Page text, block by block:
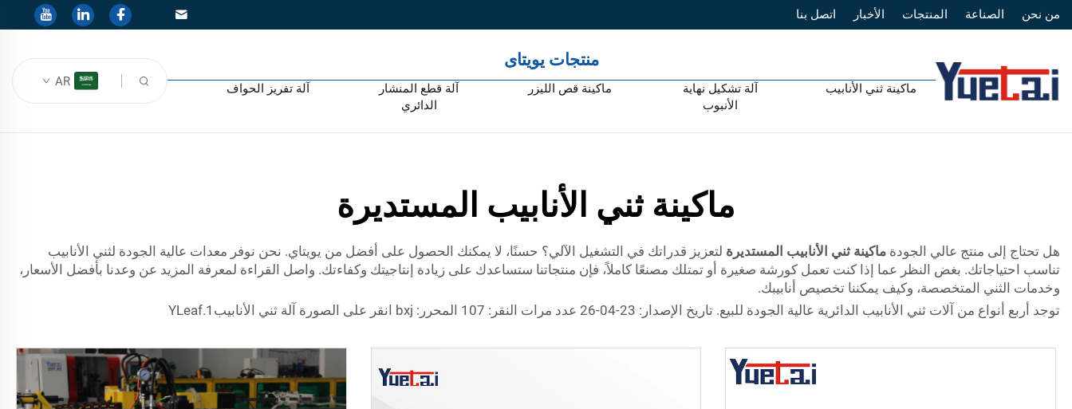
من نحن الصناعة المنتجات الأخبار اتصل بنا
منتجات يويتاى
ماكينة ثني الأنابيب
آلة تشكيل نهاية
الأنبوب
ماكينة قص الليزر
آلة قطع المنشار
الدائري
آلة تفريز الحواف AR
ماكينة ثني الأنابيب المستديرة
هل تحتاج إلى منتج عالي الجودة ماكينة ثني الأنابيب المستديرة لتعزيز قدراتك في التشغيل الآلي؟ حسنًا، لا يمكنك الحصول على أفضل من يويتاي. نحن نوفر معدات عالية الجودة لثني الأنابيب
تناسب احتياجاتك. بغض النظر عما إذا كنت تعمل كورشة صغيرة أو تمتلك مصنعًا كاملاً، فإن منتجاتنا ستساعدك على زيادة إنتاجيتك وكفاءتك. واصل القراءة لمعرفة المزيد عن وعدنا بأفضل الأسعار،
وخدمات الثني المتخصصة، وكيف يمكننا تخصيص أنابيبك.
توجد أربع أنواع من آلات ثني الأنابيب الدائرية عالية الجودة للبيع. تاريخ الإصدار: 23-04-26 عدد مرات النقر: 107 المحرر: bxj انقر على الصورة آلة ثني الأنابيب1.YLeaf